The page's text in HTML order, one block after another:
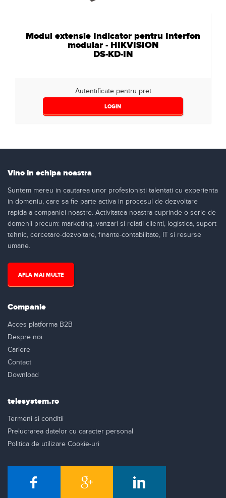
Modul extensie Indicator pentru Interfon
modular - HIKVISION
DS-KD-IN
Autentificate pentru pret
LOGIN
Vino in echipa noastra
Suntem mereu in cautarea unor profesionisti talentati cu experienta
in domeniu, care sa fie parte activa in procesul de dezvoltare
rapida a companiei noastre. Activitatea noastra cuprinde o serie de
domenii precum: marketing, vanzari si relatii clienti, logistica, suport
tehnic, cercetare-dezvoltare, finante-contabilitate, IT si resurse
umane.
AFLA MAI MULTE
Companie
Acces platforma B2B
Despre noi
Cariere
Contact
Download
telesystem.ro
Termeni si conditii
Prelucrarea datelor cu caracter personal
Politica de utilizare Cookie-uri